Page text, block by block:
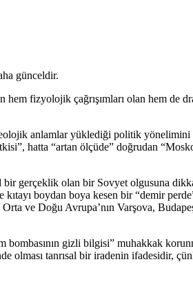
günceldir.
hem fizyolojik çağrışımları olan hem de
anlamlar yüklediği politik yönelimini
hatta “artan ölçüde” doğrudan
bir gerçeklik olan bir Sovyet olgusuna
boydan boya kesen bir “demir
ve Doğu Avrupa’nın Varşova,
bombasının gizli bilgisi” muhakkak
tanrısal bir iradenin ifadesidir,